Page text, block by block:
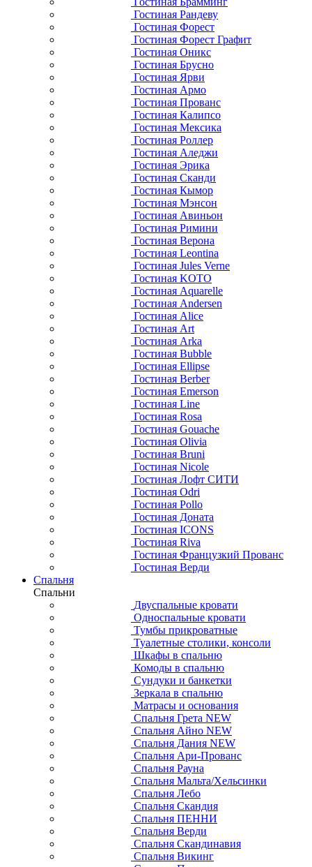
Гостиная Рандеву
Гостиная Форест
Гостиная Форест Графит
Гостиная Оникс
Гостиная Брусно
Гостиная Ярви
Гостиная Армо
Гостиная Прованс
Гостиная Калипсо
Гостиная Мексика
Гостиная Роллер
Гостиная Аледжи
Гостиная Эрика
Гостиная Сканди
Гостиная Кымор
Гостиная Мэнсон
Гостиная Авиньон
Гостиная Римини
Гостиная Верона
Гостиная Leontina
Гостиная Jules Verne
Гостиная KOTO
Гостиная Aquarelle
Гостиная Andersen
Гостиная Alice
Гостиная Art
Гостиная Arka
Гостиная Bubble
Гостиная Ellipse
Гостиная Berber
Гостиная Emerson
Гостиная Line
Гостиная Rosa
Гостиная Gouache
Гостиная Olivia
Гостиная Bruni
Гостиная Nicole
Гостиная Лофт СИТИ
Гостиная Odri
Гостиная Pollo
Гостиная Доната
Гостиная ICONS
Гостиная Riva
Гостиная Французкий Прованс
Гостиная Верди
Спальня
Спальни
Двуспальные кровати
Односпальные кровати
Тумбы прикроватные
Туалетные столики, консоли
Шкафы в спальню
Комоды в спальню
Сундуки и банкетки
Зеркала в спальню
Матрасы и основания
Спальня Грета NEW
Спальня Айно NEW
Спальня Дания NEW
Спальня Ари-Прованс
Спальня Рауна
Спальня Мальта/Хельсинки
Спальня Лебо
Спальня Скандия
Спальня ПЕННИ
Спальня Верди
Спальня Скандинавия
Спальня Викинг